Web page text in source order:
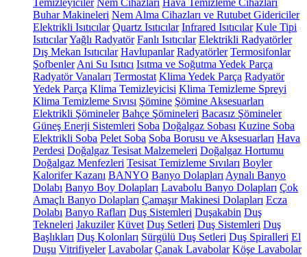
Temizleyiciler Nem Cihazları Hava Temizleme Cihazları
Buhar Makineleri Nem Alma Cihazları ve Rutubet Gidericiler
Elektrikli Isıtıcılar Quartz Isıtıcılar Infrared Isıtıcılar Kule Tipi
IsıtıcılarYağlı Radyatör Fanlı Isıtıcılar Elektrikli Radyatörler
Dış Mekan Isıtıcılar Havlupanlar Radyatörler Termosifonlar
Şofbenler Ani Su Isıtıcı Isıtma ve Soğutma Yedek Parça
Radyatör Vanaları Termostat Klima Yedek Parça Radyatör
Yedek Parça Klima Temizleyicisi Klima Temizleme Spreyi
Klima Temizleme Sıvısı Şömine Şömine Aksesuarları
Elektrikli Şömineler Bahçe Şömineleri Bacasız Şömineler
Güneş Enerji Sistemleri Soba Doğalgaz Sobası Kuzine Soba
Elektrikli Soba Pelet Soba Soba Borusu ve Aksesuarları Hava
Perdesi Doğalgaz Tesisat Malzemeleri Doğalgaz Hortumu
Doğalgaz Menfezleri Tesisat Temizleme Sıvıları Boyler
Kalorifer Kazanı BANYO Banyo Dolapları Aynalı Banyo
Dolabı Banyo Boy Dolapları Lavabolu Banyo Dolapları Çok
Amaçlı Banyo Dolapları Çamaşır Makinesi Dolapları Ecza
Dolabı Banyo Rafları Duş Sistemleri Duşakabin Duş
Tekneleri Jakuziler Küvet Duş Setleri Duş Sistemleri Duş
Başlıkları Duş Kolonları Sürgülü Duş Setleri Duş Spiralleri El
Duşu Vitrifiyeler Lavabolar Çanak Lavabolar Köşe Lavabolar